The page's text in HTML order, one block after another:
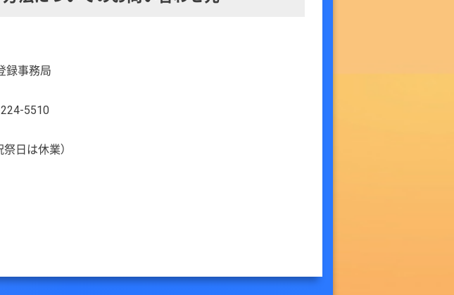
録事務局
5510
日は休業）